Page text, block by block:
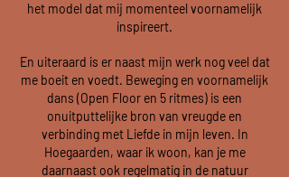
het model dat mij momenteel voornamelijk
inspireert.
En uiteraard is er naast mijn werk nog veel dat
me boeit en voedt. Beweging en voornamelijk
dans (Open Floor en 5 ritmes) is een
onuitputtelijke bron van vreugde en
verbinding met Liefde in mijn leven. In
Hoegaarden, waar ik woon, kan je me
daarnaast ook regelmatig in de natuur